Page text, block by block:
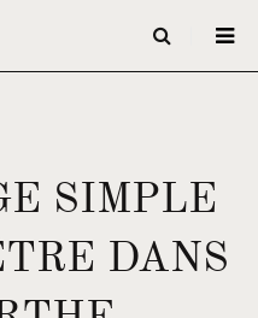
SIMPLE
DANS